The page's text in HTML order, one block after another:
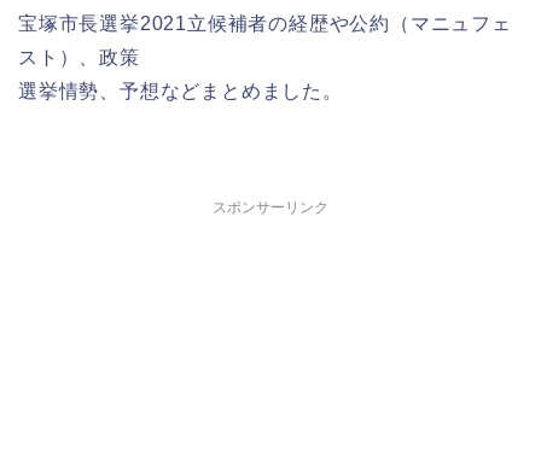
宝塚市長選挙2021立候補者の経歴や公約（マニュフェ
スト）、政策
選挙情勢、予想などまとめました。
スポンサーリンク